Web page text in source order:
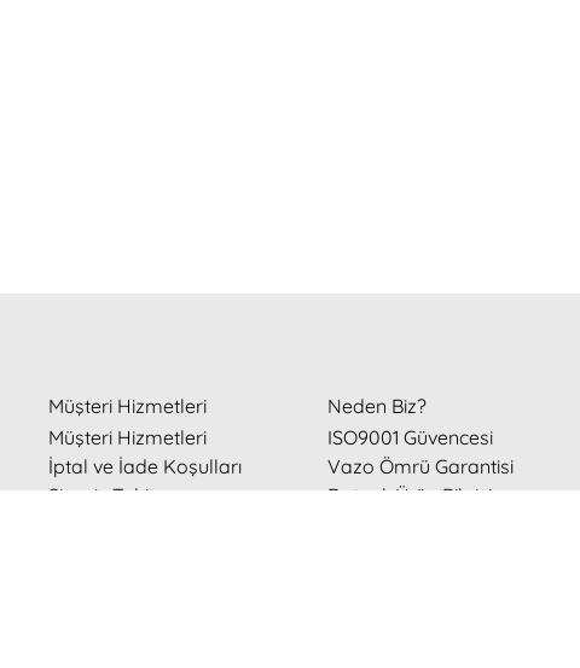
Müşteri Hizmetleri
Müşteri Hizmetleri
İptal ve İade Koşulları
Sipariş Takip
Neden Biz?
ISO9001 Güvencesi
Vazo Ömrü Garantisi
Detaylı Ürün Bilgisi